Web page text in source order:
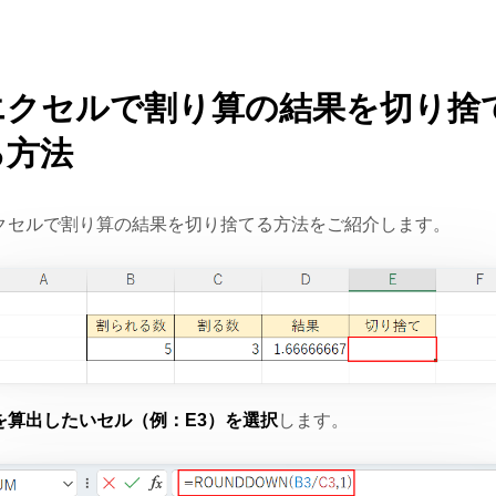
セルで割り算の結果を切り捨
法
セルで割り算の結果を切り捨てる方法をご紹介します。
算出したいセル（例：E3）を選択 します。